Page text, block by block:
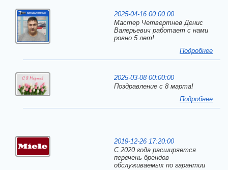
2025-04-16 00:00:00
Мастер Четвертнев Денис
Валерьевич работает с нами
ровно 5 лет!
Подробнее
2025-03-08 00:00:00
Поздравление с 8 марта!
Подробнее
2019-12-26 17:20:00
С 2020 года расширяется
перечень брендов
обслуживаемых по гарантии